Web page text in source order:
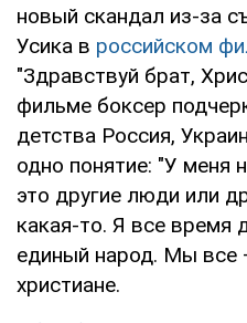
новый скандал из-за
Усика в российском
"Здравствуй брат,
фильме боксер
детства Россия,
одно понятие: "У меня
это другие люди или
какая-то. Я все время
единый народ. Мы все
христиане.